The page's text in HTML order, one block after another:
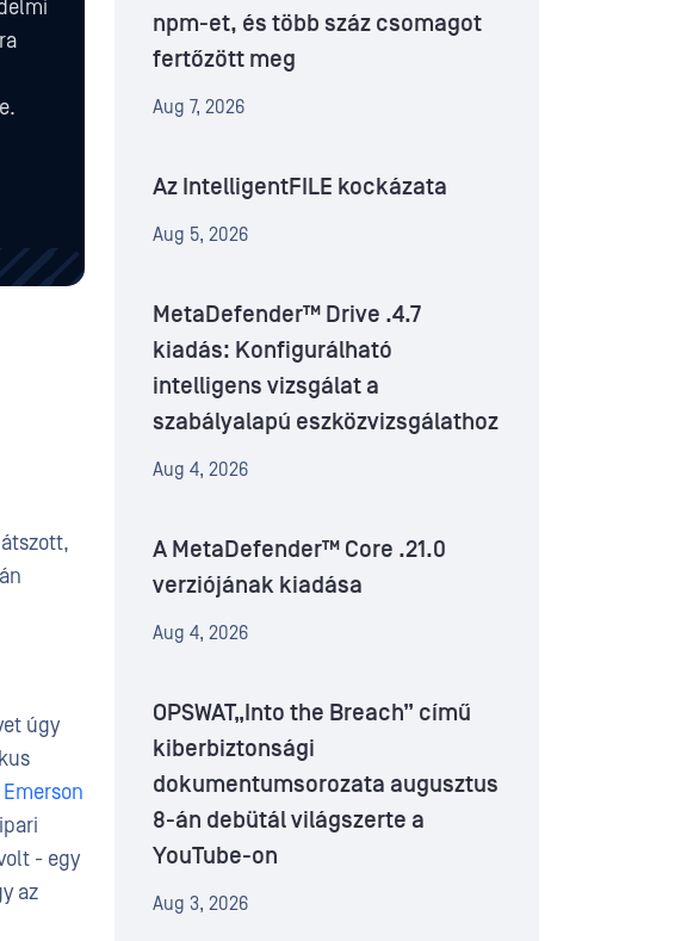
úgy
Emerson
- egy
az
npm-et, és több száz csomagot
fertőzött meg
Aug 7, 2026
Az IntelligentFILE kockázata
Aug 5, 2026
MetaDefender™ Drive .4.7
kiadás: Konfigurálható
intelligens vizsgálat a
szabályalapú eszközvizsgálathoz
Aug 4, 2026
A MetaDefender™ Core .21.0
verziójának kiadása
Aug 4, 2026
OPSWAT„Into the Breach” című
kiberbiztonsági
dokumentumsorozata augusztus
8-án debütál világszerte a
YouTube-on
Aug 3, 2026